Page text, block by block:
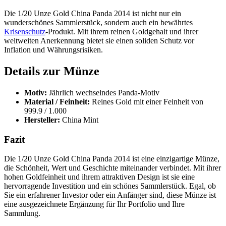
Die 1/20 Unze Gold China Panda 2014 ist nicht nur ein
wunderschönes Sammlerstück, sondern auch ein bewährtes
Krisenschutz-Produkt. Mit ihrem reinen Goldgehalt und ihrer
weltweiten Anerkennung bietet sie einen soliden Schutz vor
Inflation und Währungsrisiken.
Details zur Münze
Motiv: Jährlich wechselndes Panda-Motiv
Material / Feinheit: Reines Gold mit einer Feinheit von
999.9 / 1.000
Hersteller: China Mint
Fazit
Die 1/20 Unze Gold China Panda 2014 ist eine einzigartige Münze,
die Schönheit, Wert und Geschichte miteinander verbindet. Mit ihrer
hohen Goldfeinheit und ihrem attraktiven Design ist sie eine
hervorragende Investition und ein schönes Sammlerstück. Egal, ob
Sie ein erfahrener Investor oder ein Anfänger sind, diese Münze ist
eine ausgezeichnete Ergänzung für Ihr Portfolio und Ihre
Sammlung.